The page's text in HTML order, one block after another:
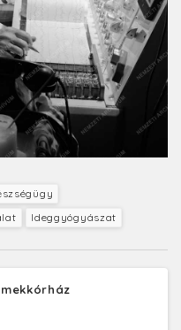
Ideggyógyászat